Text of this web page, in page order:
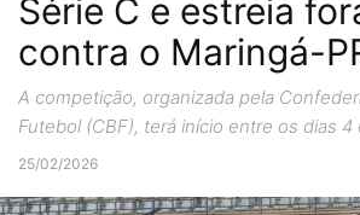
Série C e estreia
contra o Maringá-
A competição, organizada pela
Futebol (CBF), terá início entre os dias 4
25/02/2026